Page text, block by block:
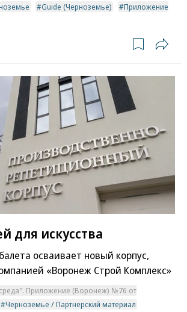
Guide (Черноземье)
Приложение
для искусства
осваивает новый корпус,
«Воронеж Строй Комплекс»
Приложение (Воронеж) №76 от
Черноземье / Партнерский материал